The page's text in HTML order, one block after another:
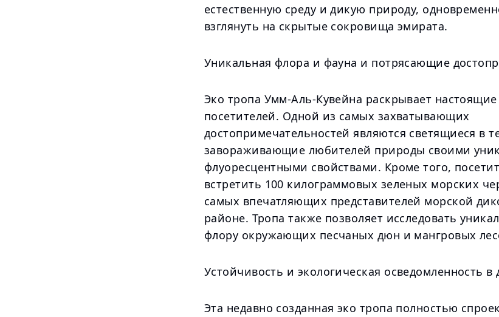
естественную среду и дикую природу,
взглянуть на скрытые сокровища эмирата.
Уникальная флора и фауна и потрясающие
Эко тропа Умм-Аль-Кувейна раскрывает
посетителей. Одной из самых захватывающих
достопримечательностей являются светящиеся в
завораживающие любителей природы своими
флуоресцентными свойствами. Кроме того,
встретить 100 килограммовых зеленых морских
самых впечатляющих представителей морской
районе. Тропа также позволяет исследовать
флору окружающих песчаных дюн и мангровых
Устойчивость и экологическая осведомленность
Эта недавно созданная эко тропа полностью